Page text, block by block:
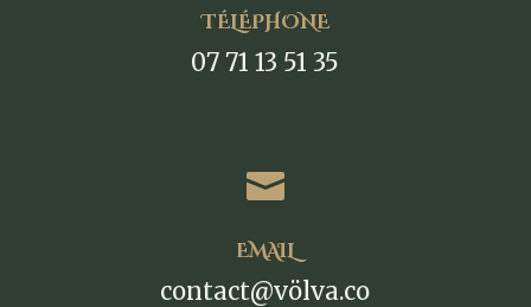
TÉLÉPHONE
07 71 13 51 35

EMAIL
contact@völva.co